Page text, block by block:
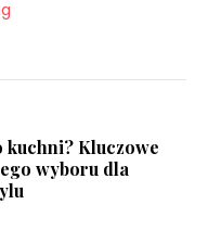
kuchni? Kluczowe
wyboru dla